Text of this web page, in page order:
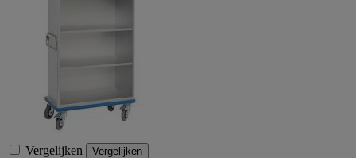
Vergelijken Vergelijken